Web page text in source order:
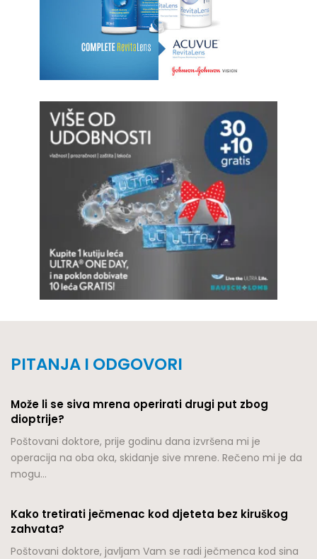
PITANJA I ODGOVORI
Može li se siva mrena operirati drugi put zbog
dioptrije?
Poštovani doktore, prije godinu dana izvršena mi je
operacija na oba oka, skidanje sive mrene. Rečeno mi je da
mogu…
Kako tretirati ječmenac kod djeteta bez kiruškog
zahvata?
Poštovani doktore, javljam Vam se radi ječmenca kod sina